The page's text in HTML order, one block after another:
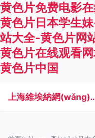
黄色片免费电影
黄色片日本学生
站大全-黄色片网
黄色片在线观看
黄色片中国
上海維埃納網